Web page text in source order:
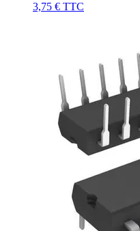
3,75 € TTC